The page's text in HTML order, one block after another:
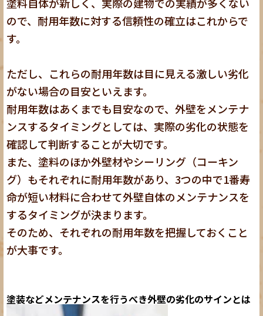
ので、耐用年数に対する信頼性の確立はこれからで
す。
ただし、これらの耐用年数は目に見える激しい劣化
がない場合の目安といえます。
耐用年数はあくまでも目安なので、外壁をメンテナ
ンスするタイミングとしては、実際の劣化の状態を
確認して判断することが大切です。
また、塗料のほか外壁材やシーリング（コーキン
グ）もそれぞれに耐用年数があり、3つの中で1番寿
命が短い材料に合わせて外壁自体のメンテナンスを
するタイミングが決まります。
そのため、それぞれの耐用年数を把握しておくこと
が大事です。
塗装などメンテナンスを行うべき外壁の劣化のサインとは